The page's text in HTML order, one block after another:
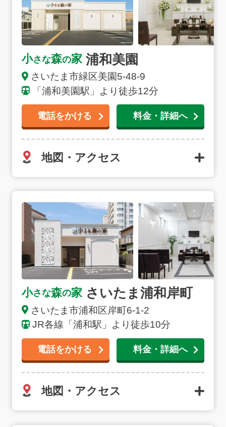
小さな森の家 浦和美園
さいたま市緑区美園5-48-9
「浦和美園駅」より徒歩12分
電話をかける 料金・詳細へ
地図・アクセス
小さな森の家 さいたま浦和岸町
さいたま市浦和区岸町6-1-2
JR各線「浦和駅」より徒歩10分
電話をかける 料金・詳細へ
地図・アクセス
お得な会員価格!